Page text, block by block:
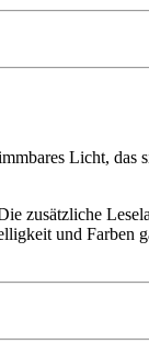
Licht, das
zusätzliche
und Farben